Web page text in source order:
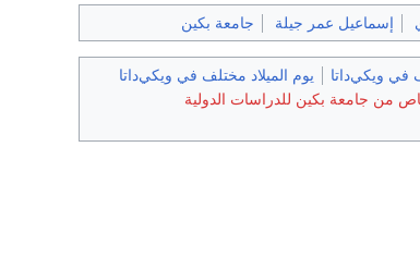
إسماعيل عمر جيلة جامعة بكين
في ويكي‌داتا
يوم الميلاد مختلف في ويكي‌داتا
من جامعة بكين للدراسات الدولية